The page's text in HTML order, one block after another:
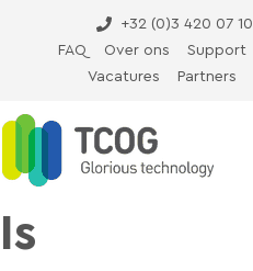
+32 (0)3 420 07 10
FAQ
Over ons Support
Vacatures
Partners
Is